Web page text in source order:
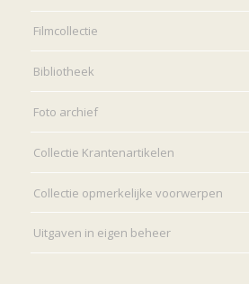
Filmcollectie
Bibliotheek
Foto archief
Collectie Krantenartikelen
Collectie opmerkelijke voorwerpen
Uitgaven in eigen beheer